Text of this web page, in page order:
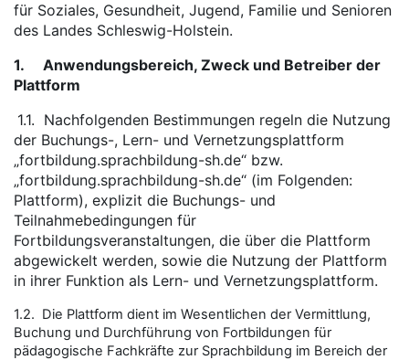
für Soziales, Gesundheit, Jugend, Familie und Senioren
des Landes Schleswig-Holstein.
1. Anwendungsbereich, Zweck und Betreiber der
Plattform
1.1. Nachfolgenden Bestimmungen regeln die Nutzung
der Buchungs-, Lern- und Vernetzungsplattform
„fortbildung.sprachbildung-sh.de“ bzw.
„fortbildung.sprachbildung-sh.de“ (im Folgenden:
Plattform), explizit die Buchungs- und
Teilnahmebedingungen für
Fortbildungsveranstaltungen, die über die Plattform
abgewickelt werden, sowie die Nutzung der Plattform
in ihrer Funktion als Lern- und Vernetzungsplattform.
1.2. Die Plattform dient im Wesentlichen der Vermittlung,
Buchung und Durchführung von Fortbildungen für
pädagogische Fachkräfte zur Sprachbildung im Bereich der